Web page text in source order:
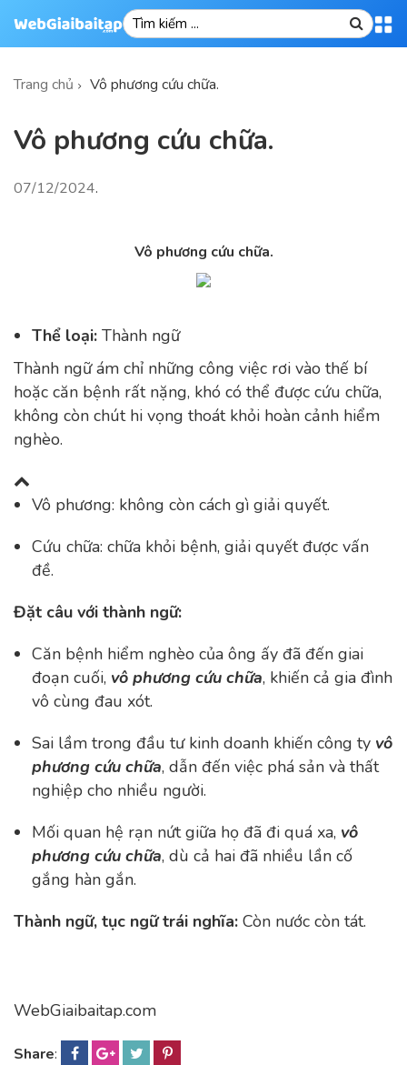
Trang chủ Vô phương cứu chữa.
Vô phương cứu chữa.
07/12/2024.
Vô phương cứu chữa.
Thể loại: Thành ngữ
Thành ngữ ám chỉ những công việc rơi vào thế bí
hoặc căn bệnh rất nặng, khó có thể được cứu chữa,
không còn chút hi vọng thoát khỏi hoàn cảnh hiểm
nghèo.
Vô phương: không còn cách gì giải quyết.
Cứu chữa: chữa khỏi bệnh, giải quyết được vấn
đề.
Đặt câu với thành ngữ:
Căn bệnh hiểm nghèo của ông ấy đã đến giai
đoạn cuối, vô phương cứu chữa, khiến cả gia đình
vô cùng đau xót.
Sai lầm trong đầu tư kinh doanh khiến công ty vô
phương cứu chữa, dẫn đến việc phá sản và thất
nghiệp cho nhiều người.
Mối quan hệ rạn nứt giữa họ đã đi quá xa, vô
phương cứu chữa, dù cả hai đã nhiều lần cố
gắng hàn gắn.
Thành ngữ, tục ngữ trái nghĩa: Còn nước còn tát.
WebGiaibaitap.com
Share: